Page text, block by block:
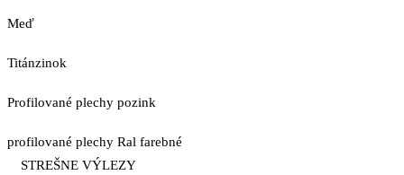
Meď
Titánzinok
Profilované plechy pozink
profilované plechy Ral farebné
STREŠNE VÝLEZY